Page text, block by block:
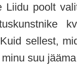
Liidu poolt
sellest,
minu suu